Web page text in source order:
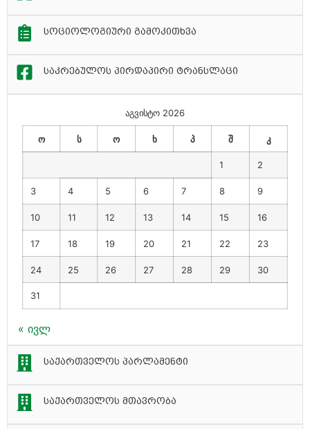
სოციოლოგიური გამოკითხვა
საკრებულოს პირდაპირი ტრანსლაცი
აგვისტო 2026
ო ს ო ხ პ შ კ
1 2
3 4 5 6 7 8 9
10 11 12 13 14 15 16
17 18 19 20 21 22 23
24 25 26 27 28 29 30
31
« ივლ
საქართველოს პარლამენტი
საქართველოს მთავრობა